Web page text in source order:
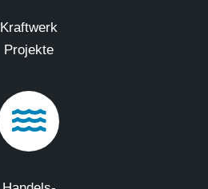
Kraftwerk
Projekte